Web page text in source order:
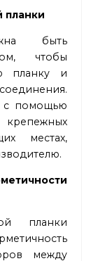
планки
быть
чтобы
планку и
с помощью
местах,
планки
между